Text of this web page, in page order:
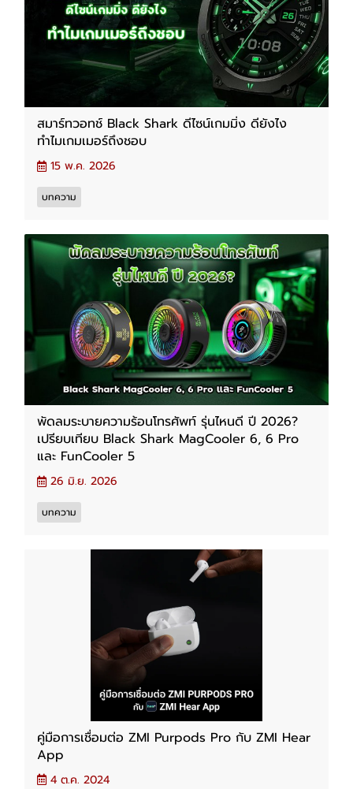
สมาร์ทวอทช์ Black Shark ดีไซน์เกมมิ่ง ดียังไง
ทำไมเกมเมอร์ถึงชอบ
15 พ.ค. 2026
บทความ
พัดลมระบายความร้อนโทรศัพท์ รุ่นไหนดี ปี 2026?
เปรียบเทียบ Black Shark MagCooler 6, 6 Pro
และ FunCooler 5
26 มิ.ย. 2026
บทความ
คู่มือการเชื่อมต่อ ZMI Purpods Pro กับ ZMI Hear
App
4 ต.ค. 2024